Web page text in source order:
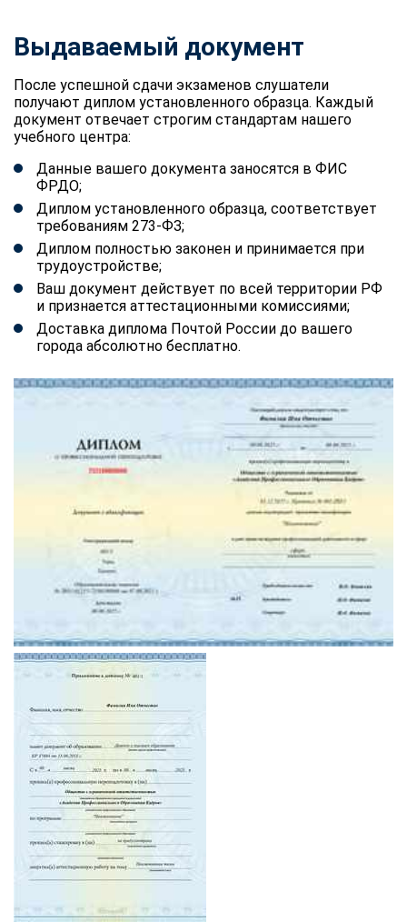
Выдаваемый документ
После успешной сдачи экзаменов слушатели
получают диплом установленного образца. Каждый
документ отвечает строгим стандартам нашего
учебного центра:
Данные вашего документа заносятся в ФИС
ФРДО;
Диплом установленного образца, соответствует
требованиям 273-ФЗ;
Диплом полностью законен и принимается при
трудоустройстве;
Ваш документ действует по всей территории РФ
и признается аттестационными комиссиями;
Доставка диплома Почтой России до вашего
города абсолютно бесплатно.